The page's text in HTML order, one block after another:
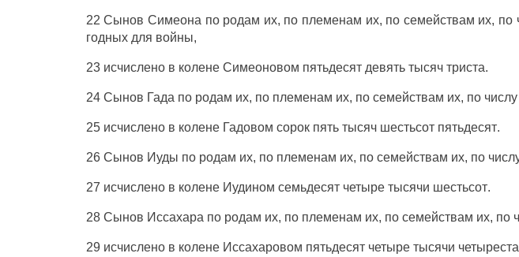
22Сынов Симеона по родам их, по племенам их, по семействам их, по
годныхдля войны,
23 исчисленов колене Симеоновом пятьдесят девять тысяч триста.
24 Сынов Гада по родам их, по племенам их, по семействам их, по числу
25 исчисленов колене Гадовом сорок пять тысяч шестьсот пятьдесят.
26 Сынов Иуды по родам их, по племенам их, по семействам их, по
27 исчисленов колене Иудином семьдесят четыре тысячи шестьсот.
28 Сынов Иссахара по родам их, по племенам их, по семействам их, по
29 исчисленов колене Иссахаровом пятьдесят четыре тысячи четыреста